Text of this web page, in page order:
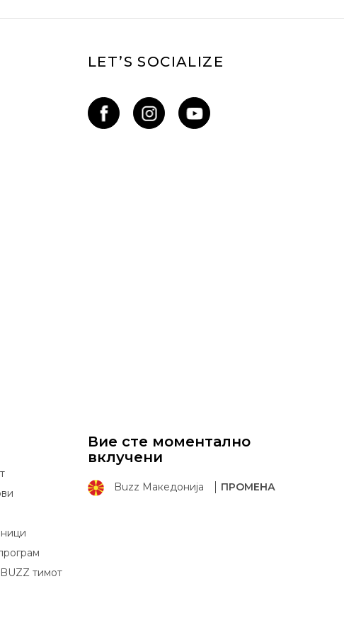
LET’S SOCIALIZE
тимот
Вие сте моментално
вклучени
Buzz Македонија ПРОМЕНА